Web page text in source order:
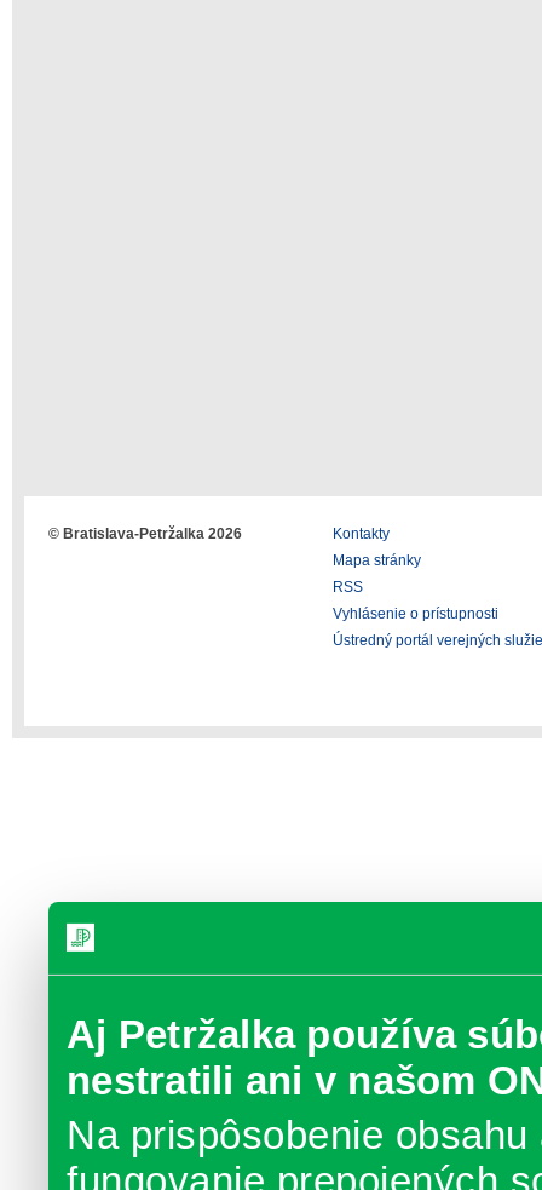
Aj Petržalka používa
nestratili ani v našom
Na prispôsobenie
© Bratislava-Petržalka 2026
Kontakty
Mapa stránky
RSS
Vyhlásenie o prístupnosti
Ústredný portál verejných